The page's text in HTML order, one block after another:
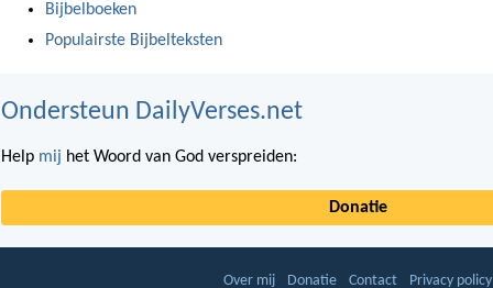
Bijbelboeken
Populairste Bijbelteksten
Ondersteun DailyVerses.net
Help mij het Woord van God verspreiden:
Donatie
Over mij Donatie Contact Privacy policy